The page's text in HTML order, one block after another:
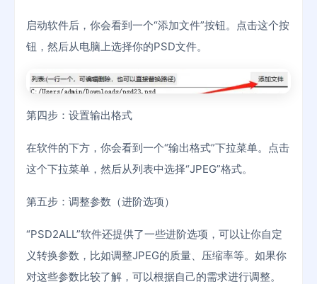
启动软件后，你会看到一个“添加文件”按钮。点击这个按
钮，然后从电脑上选择你的PSD文件。
第四步：设置输出格式
在软件的下方，你会看到一个“输出格式”下拉菜单。点击
这个下拉菜单，然后从列表中选择“JPEG”格式。
第五步：调整参数（进阶选项）
“PSD2ALL”软件还提供了一些进阶选项，可以让你自定
义转换参数，比如调整JPEG的质量、压缩率等。如果你
对这些参数比较了解，可以根据自己的需求进行调整。